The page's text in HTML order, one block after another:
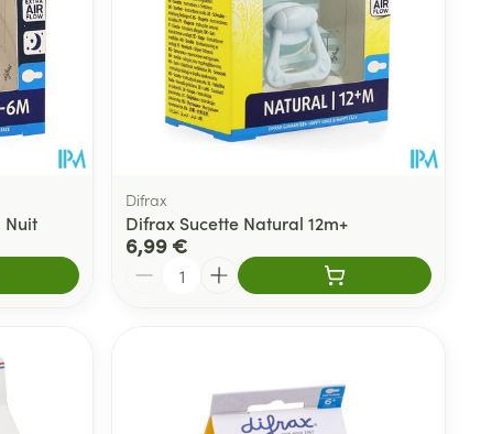
Nuit
Difrax
Difrax Sucette Natural 12m+
6,99 €
Quantité